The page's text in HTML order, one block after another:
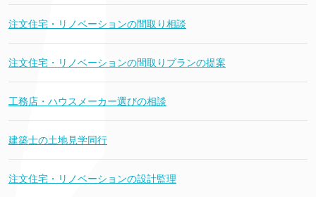
注文住宅・リノベーションの間取り相談
注文住宅・リノベーションの間取りプランの提案
工務店・ハウスメーカー選びの相談
建築士の土地見学同行
注文住宅・リノベーションの設計監理